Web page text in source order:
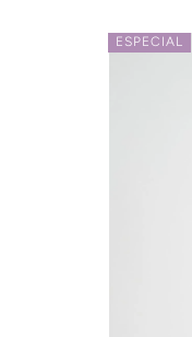
ESPECIAL